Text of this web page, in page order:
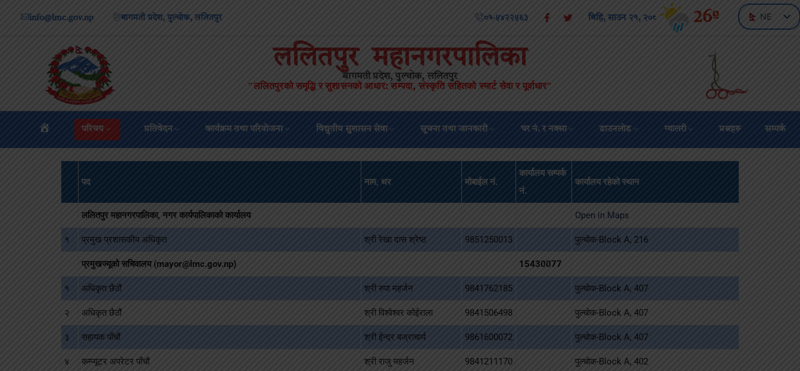
info@lmc.gov.np बागमती प्रदेश, पुल्चोक, ललितपुर ०१-५४२२५६३ बिहि, साउन २१, २०८३ 26º
NE
ललितपुर महानगरपालिका
बागमती प्रदेश, पुल्चोक, ललितपुर
"ललितपुरको समृद्धि र सुशासनको आधार:सम्पदा, संस्कृति सहितको स्मार्ट सेवा र पूर्वाधार"
परिचय प्रतिवेदन कार्यक्रम तथा परियोजना विद्युतीय सुशासन सेवा सूचना तथा जानकारी घर नं. र नक्सा डाउनलोड ग्यालरी प्रश्नहरू सम्पर्क
पद नाम, थर मोबाईल नं.
कार्यालय सम्पर्क
नं.
कार्यालय रहेको स्थान
ललितपुर महानगरपालिका, नगर कार्यपालिकाको कार्यालय Open in Maps
१ प्रमुख प्रशासकीय अधिकृत श्री रेखा दास श्रेष्ठ 9851250013 पुल्चोक-Block A, 216
प्रमुखज्यूको सचिवालय (mayor@lmc.gov.np) 15430077
१ अधिकृत छैठौं श्री रुपा महर्जन 9841762185 पुल्चोक-Block A, 407
२ अधिकृत छैठौं श्री विश्वेश्वर कोईराला 9841506498 पुल्चोक-Block A, 407
३ सहायक पाँचौं श्री ईन्द्र बज्राचार्य 9861600072 पुल्चोक-Block A, 407
४ कम्प्यूटर अपरेटर पाँचौं श्री राजु महर्जन 9841211170 पुल्चोक-Block A, 402